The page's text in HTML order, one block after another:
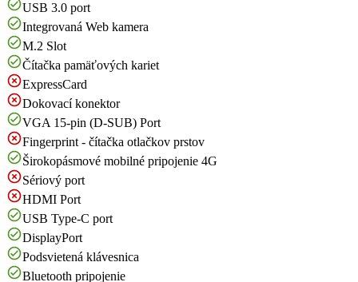
USB 3.0 port
Integrovaná Web kamera
M.2 Slot
Čítačka pamäťových kariet
ExpressCard
Dokovací konektor
VGA 15-pin (D-SUB) Port
Fingerprint - čítačka otlačkov prstov
Širokopásmové mobilné pripojenie 4G
Sériový port
HDMI Port
USB Type-C port
DisplayPort
Podsvietená klávesnica
Bluetooth pripojenie